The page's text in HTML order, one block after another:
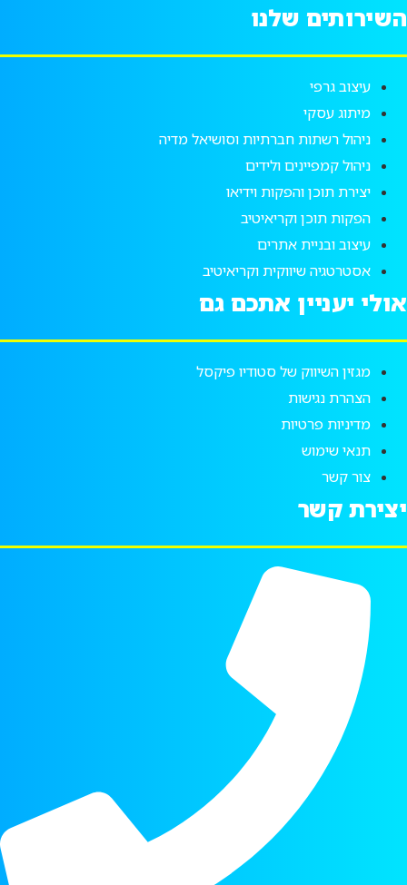
השירותים שלנו
עיצוב גרפי
מיתוג עסקי
ניהול רשתות חברתיות וסושיאל מדיה
ניהול קמפיינים ולידים
יצירת תוכן והפקות וידיאו
הפקות תוכן וקריאיטיב
עיצוב ובניית אתרים
אסטרטגיה שיווקית וקריאיטיב
אולי יעניין אתכם גם
מגזין השיווק של סטודיו פיקסל
הצהרת נגישות
מדיניות פרטיות
תנאי שימוש
צור קשר
יצירת קשר